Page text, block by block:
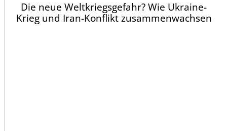
Die neue Weltkriegsgefahr? Wie Ukraine-
Krieg und Iran-Konflikt zusammenwachsen